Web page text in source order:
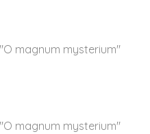
magnum mysterium"
magnum mysterium"